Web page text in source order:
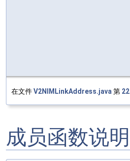
在文件V2NIMLinkAddress.java第 22
成员函数说明